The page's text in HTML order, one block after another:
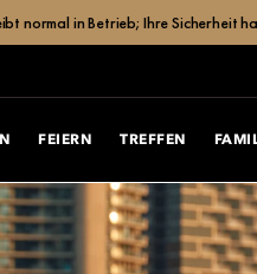
normal in Betrieb; Ihre Sicherheit
FEIERN TREFFEN